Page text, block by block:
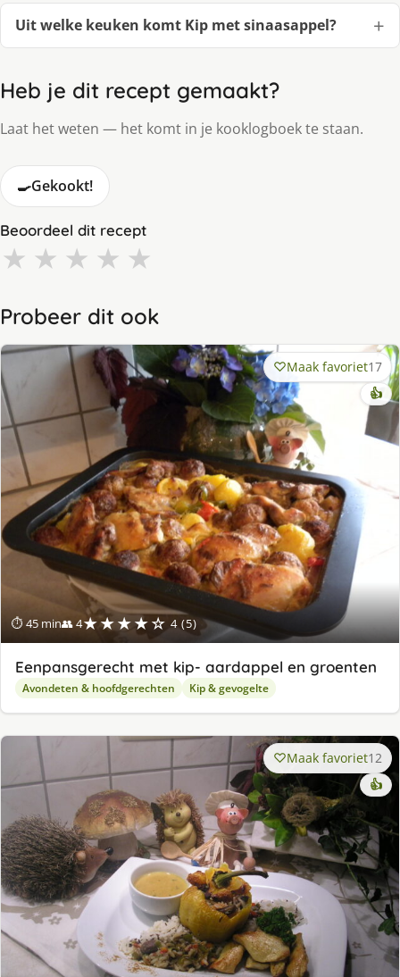
Uit welke keuken komt Kip met sinaasappel?
Heb je dit recept gemaakt?
Laat het weten — het komt in je kooklogboek te staan.
🍳Gekookt!
Beoordeel dit recept
★ ★ ★ ★ ★
Probeer dit ook
⏱ 45 min👥 4★★★★☆ 4 (5)
Maak favoriet17
👍
Eenpansgerecht met kip- aardappel en groenten
Avondeten & hoofdgerechten Kip & gevogelte
Maak favoriet12
👍